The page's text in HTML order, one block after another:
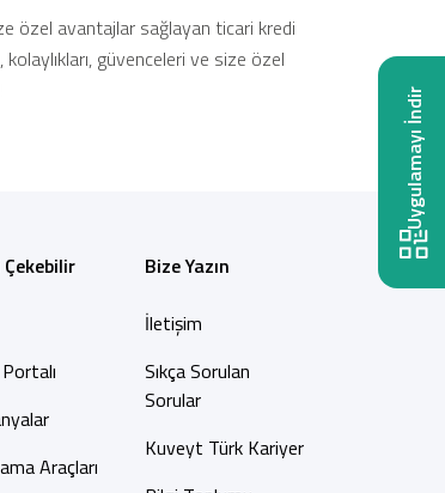
özel avantajlar sağlayan ticari kredi
kolaylıkları, güvenceleri ve size özel
Araçları
Bize Yazın
İletişim
Sıkça Sorulan
Sorular
Kuveyt Türk Kariyer
Uygulamayı İndir